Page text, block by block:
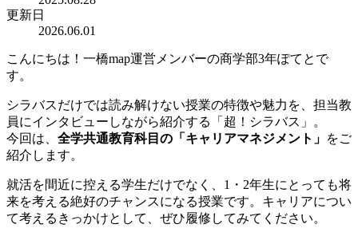
更新日
2026.06.01
こんにちは！一橋map運営メンバーの商学部3年ぽてとで
す。
シラバスだけでは読み解けない授業の特徴や魅力を、担当教
員にインタビューしながら紹介する「超！シラバス」。
今回は、 全学共通教育科目の「キャリアマネジメント」 をご
紹介します。
就活を間近に控える学生だけでなく、1・2年生にとっても将
来を考える絶好のチャンスになる授業です。キャリアについ
て考えるきっかけとして、ぜひ履修してみてください。